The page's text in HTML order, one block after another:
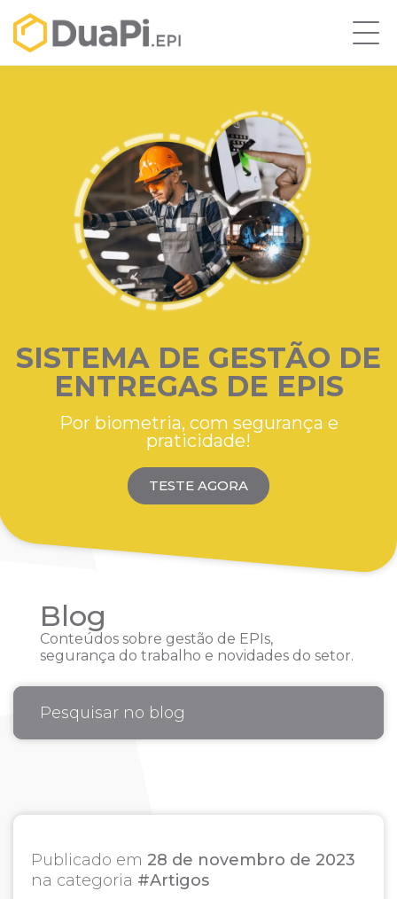
SISTEMA DE GESTÃO DE
ENTREGAS DE EPIS
Por biometria, com segurança e
praticidade!
TESTE AGORA
Blog
Conteúdos sobre gestão de EPIs,
segurança do trabalho e novidades do setor.
Publicado em 28 de novembro de 2023
na categoria #Artigos